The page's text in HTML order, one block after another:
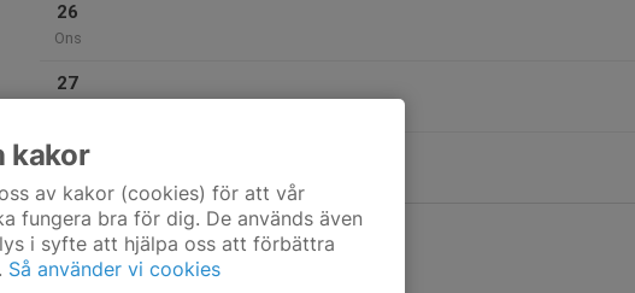
26
Ons
27
28
kakor
av kakor (cookies) för att vår
fungera bra för dig. De används även
i syfte att hjälpa oss att förbättra
Så använder vi cookies